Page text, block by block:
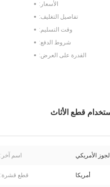
الأسعار:
تفاصيل التغليف:
وقت التسليم:
شروط الدفع:
القدرة على العرض:
الجوز الأمريكي اسم آخر:
أمريكا قطع قشرة: